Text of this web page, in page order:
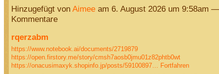
Hinzugefügt von Aimeeam 6. August 2026 um 9:58am
Kommentare
rqerzabm
https://www.notebook.ai/documents/2719879
https://open.firstory.me/story/cmsh7aosb0jmu01z82phtb0wt
https://onacusimaxyk.shopinfo.jp/posts/59100897… Fortfahren